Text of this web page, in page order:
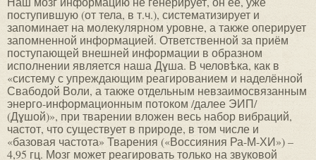
поступившую (от тела, в т.ч.), систематизирует и
запоминает на молекулярном уровне, а также оперирует
запомненной информацией. Ответственной за приём
поступающей внешней информации в образном
исполнении является наша Дɣша. В человѣка, как в
«систему с упреждающим реагированием и наделённой
Свабодой Воли, а также отдельным невзаимосвязанным
энерго-информационным потоком /далее ЭИП/
(Дɣшой)», при тварении вложен весь набор вибраций,
частот, что существует в природе, в том числе и
«базовая частота» Тварения («Воссияния Ра-М-ХИ») –
4,95 гц. Мозг может реагировать только на звуковой